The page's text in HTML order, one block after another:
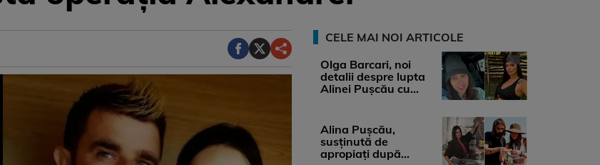
CELE MAI NOI ARTICOLE
Olga Barcari, noi
detalii despre lupta
Alinei Pușcău cu
Alina Pușcău,
susținută de
apropiați după